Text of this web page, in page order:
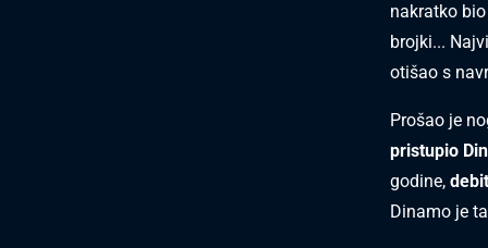
nakratko
brojki...
otišao s
Prošao je
pristupio
godine,
Dinamo je